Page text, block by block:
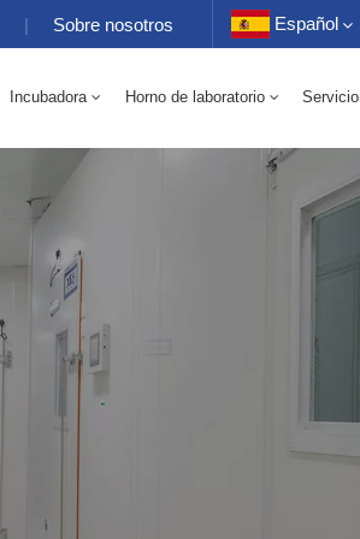
| Sobre nosotros Español
Français
Português
Incubadora Horno de laboratorio Servicio